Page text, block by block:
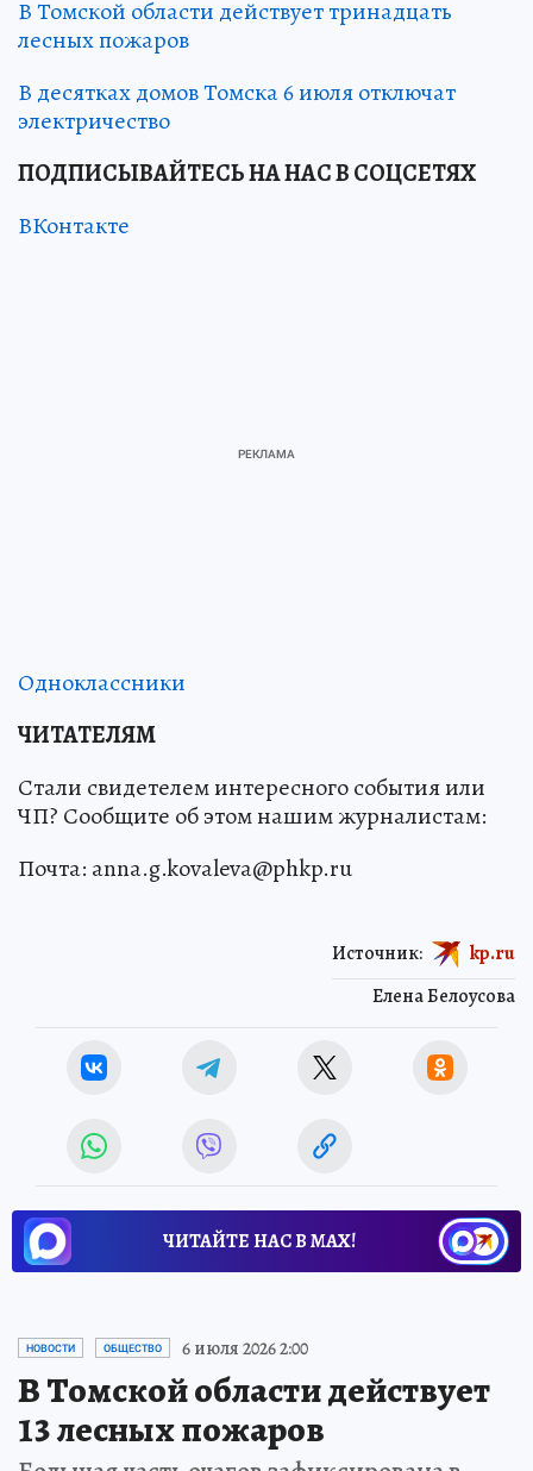
В Томской области действует тринадцать
лесных пожаров
В десятках домов Томска 6 июля отключат
электричество
ПОДПИСЫВАЙТЕСЬ НА НАС В СОЦСЕТЯХ
ВКонтакте
Одноклассники
ЧИТАТЕЛЯМ
Стали свидетелем интересного события или
ЧП? Сообщите об этом нашим журналистам:
Почта: anna.g.kovaleva@phkp.ru
Елена Белоусова
Источник: kp.ru
ЧИТАЙТЕ НАС В МАХ!
НОВОСТИ ОБЩЕСТВО 6 июля 2026 2:00
В Томской области действует
13 лесных пожаров